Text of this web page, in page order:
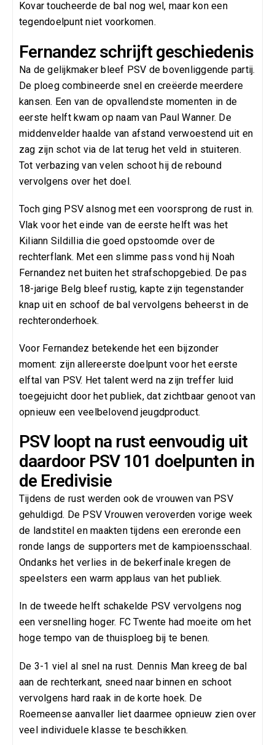
Kovar toucheerde de bal nog wel, maar kon een
tegendoelpunt niet voorkomen.
Fernandez schrijft geschiedenis
Na de gelijkmaker bleef PSV de bovenliggende partij.
De ploeg combineerde snel en creëerde meerdere
kansen. Een van de opvallendste momenten in de
eerste helft kwam op naam van Paul Wanner. De
middenvelder haalde van afstand verwoestend uit en
zag zijn schot via de lat terug het veld in stuiteren.
Tot verbazing van velen schoot hij de rebound
vervolgens over het doel.
Toch ging PSV alsnog met een voorsprong de rust in.
Vlak voor het einde van de eerste helft was het
Kiliann Sildillia die goed opstoomde over de
rechterflank. Met een slimme pass vond hij Noah
Fernandez net buiten het strafschopgebied. De pas
18-jarige Belg bleef rustig, kapte zijn tegenstander
knap uit en schoof de bal vervolgens beheerst in de
rechteronderhoek.
Voor Fernandez betekende het een bijzonder
moment: zijn allereerste doelpunt voor het eerste
elftal van PSV. Het talent werd na zijn treffer luid
toegejuicht door het publiek, dat zichtbaar genoot van
opnieuw een veelbelovend jeugdproduct.
PSV loopt na rust eenvoudig uit
daardoor PSV 101 doelpunten in
de Eredivisie
Tijdens de rust werden ook de vrouwen van PSV
gehuldigd. De PSV Vrouwen veroverden vorige week
de landstitel en maakten tijdens een ereronde een
ronde langs de supporters met de kampioensschaal.
Ondanks het verlies in de bekerfinale kregen de
speelsters een warm applaus van het publiek.
In de tweede helft schakelde PSV vervolgens nog
een versnelling hoger. FC Twente had moeite om het
hoge tempo van de thuisploeg bij te benen.
De 3-1 viel al snel na rust. Dennis Man kreeg de bal
aan de rechterkant, sneed naar binnen en schoot
vervolgens hard raak in de korte hoek. De
Roemeense aanvaller liet daarmee opnieuw zien over
veel individuele klasse te beschikken.